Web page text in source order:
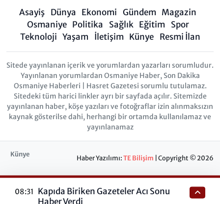
Asayiş Dünya Ekonomi Gündem Magazin
Osmaniye Politika Sağlık Eğitim
Spor
Teknoloji Yaşam İletişim Künye Resmi İlan
Sitede yayınlanan içerik ve yorumlardan yazarları sorumludur.
Yayınlanan yorumlardan Osmaniye Haber, Son Dakika
Osmaniye Haberleri | Hasret Gazetesi sorumlu tutulamaz.
Sitedeki tüm harici linkler ayrı bir sayfada açılır. Sitemizde
yayınlanan haber, köşe yazıları ve fotoğraflar izin alınmaksızın
kaynak gösterilse dahi, herhangi bir ortamda kullanılamaz ve
yayınlanamaz
Künye Haber Yazılımı:TE Bilişim | Copyright © 2026
08:31 Kapıda Biriken Gazeteler Acı Sonu
Haber Verdi